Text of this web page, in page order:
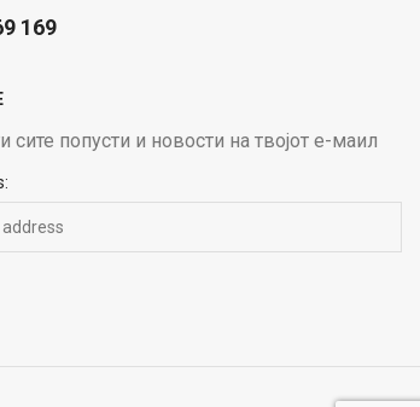
169
сите попусти и новости на твојот е-маил